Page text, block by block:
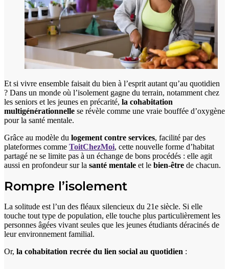
Et si vivre ensemble faisait du bien à l’esprit autant qu’au quotidien
? Dans un monde où l’isolement gagne du terrain, notamment chez
les seniors et les jeunes en précarité, la cohabitation
multigénérationnelle se révèle comme une vraie bouffée d’oxygène
pour la santé mentale.
Grâce au modèle du logement contre services, facilité par des
plateformes comme ToitChezMoi, cette nouvelle forme d’habitat
partagé ne se limite pas à un échange de bons procédés : elle agit
aussi en profondeur sur la santé mentale et le bien-être de chacun.
Rompre l’isolement
La solitude est l’un des fléaux silencieux du 21e siècle. Si elle
touche tout type de population, elle touche plus particulièrement les
personnes âgées vivant seules que les jeunes étudiants déracinés de
leur environnement familial.
Or, la cohabitation recrée du lien social au quotidien :